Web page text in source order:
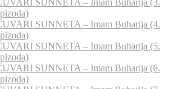
SUNNETA – Imam Buharija (3.
SUNNETA – Imam Buharija (4.
SUNNETA – Imam Buharija (5.
SUNNETA – Imam Buharija (6.